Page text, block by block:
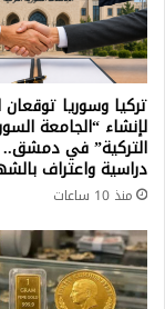
تركيا وسوريا توقعان
لإنشاء “الجامعة
التركية” في
دراسية واعتراف
منذ 10 ساعات